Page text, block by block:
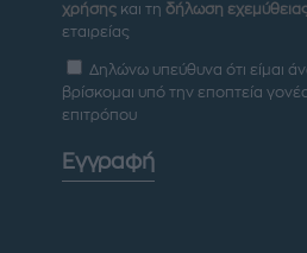
χρήσης και τη δήλωση
εταιρείας
Δηλώνω υπεύθυνα ότι είμαι
βρίσκομαι υπό την εποπτεία
επιτρόπου
Εγγραφή